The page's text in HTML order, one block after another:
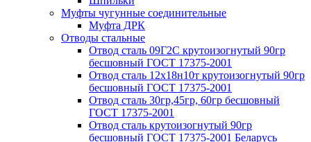
Муфты чугунные соединительные
Муфта ДРК
Отводы стальные
Отвод сталь 09Г2С крутоизогнутый 90гр
бесшовный ГОСТ 17375-2001
Отвод сталь 12х18н10т крутоизогнутый 90гр
бесшовный ГОСТ 17375-2001
Отвод сталь 30гр,45гр, 60гр бесшовный
ГОСТ 17375-2001
Отвод сталь крутоизогнутый 90гр
бесшовный ГОСТ 17375-2001 Беларусь